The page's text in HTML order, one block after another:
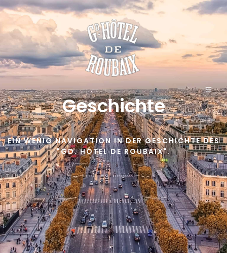
Geschichte
EIN WENIG NAVIGATION IN DER GESCHICHTE DES
"GD. HÔTEL DE ROUBAIX".